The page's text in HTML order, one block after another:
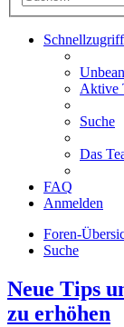
Schnellzugriff
Aktive
Suche
Das
FAQ
Anmelden
Foren-
Suche
Neue Tips
zu erhöhen